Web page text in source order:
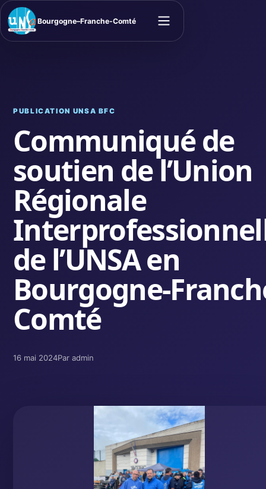
Bourgogne–Franche-Comté
Ouvrir le menu
PUBLICATION UNSA BFC
Communiqué de
soutien de l’Union
Régionale
de l’UNSA en
Bourgogne-
Comté
16 mai 2024Par admin